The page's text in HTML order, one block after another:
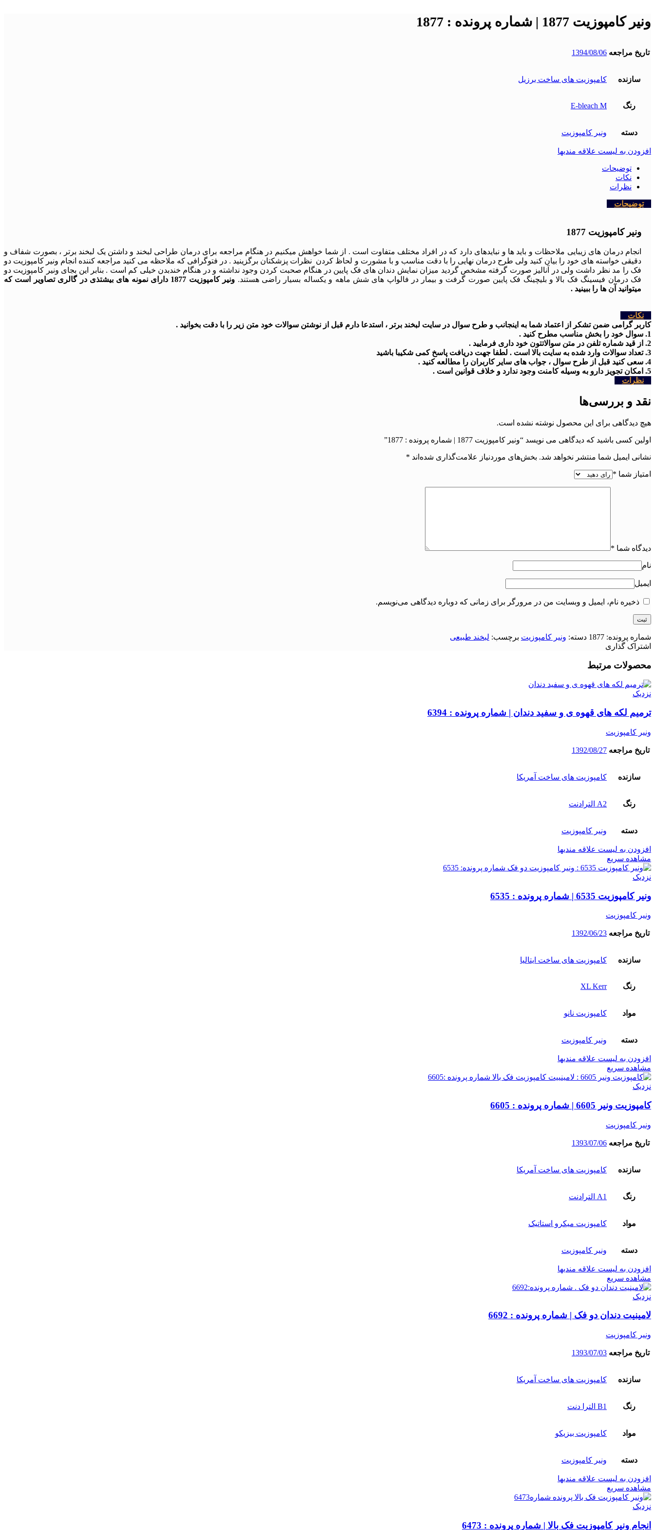
ونیر کامپوزیت 1877 | شماره پرونده : 1877
تاریخ مراجعه 1394/08/06
سازنده کامپوزیت های ساخت برزیل
رنگ E-bleach M
دسته ونیر کامپوزیت
افزودن به لیست علاقه مندیها
توضیحات
نکات
نظرات
توضیحات
ونیر کامپوزیت 1877
انجام درمان های زیبایی ملاحظات و باید ها و نبایدهای دارد که در افراد مختلف متفاوت است . از شما خواهش میکنیم در هنگام مراجعه برای درمان طراحی لبخند و داشتن یک لبخند برتر ، بصورت شفاف و
دقیقی خواسته های خود را بیان کنید ولی طرح درمان نهایی را با دقت مناسب و با مشورت و لحاظ کردن نظرات پزشکتان برگزینید . در فتوگرافی که ملاحظه می کنید مراجعه کننده انجام ونیر کامپوزیت دو
فک را مد نظر داشت ولی در آنالیز صورت گرفته مشخص گردید میزان نمایش دندان های فک پایین در هنگام صحبت کردن وجود نداشته و در هنگام خندبدن خیلی کم است . بنابر این بجای ونیر کامپوزیت دو
فک درمان فیسینگ فک بالا و بلیچینگ فک پایین صورت گرفت و بیمار در فالواپ های شش ماهه و یکساله بسیار راضی هستند.
ونیر کامپوزیت 1877 دارای نمونه های بیشتذی در گالری تصاویر است که
میتوانید آن ها را ببینید .
نکات
کاربر گرامی ضمن تشکر از اعتماد شما به اینجانب و طرح سوال در سایت لبخند برتر ، استدعا دارم قبل از نوشتن سوالات خود متن زیر را با دقت بخوانید .
1. سوال خود را بخش مناسب مطرح کنید .
2. از قید شماره تلفن در متن سوالاتتون خود داری فرمایید .
3. تعداد سوالات وارد شده به سایت بالا است . لطفا جهت دریافت پاسخ کمی شکیبا باشید
4. سعی کنید قبل از طرح سوال ، جواب های سایر کاربران را مطالعه کنید .
5. امکان تجویز دارو به وسیله کامنت وجود ندارد و خلاف قوانین است .
نظرات
نقد و بررسی‌ها
هیچ دیدگاهی برای این محصول نوشته نشده است.
اولین کسی باشید که دیدگاهی می نویسد “ونیر کامپوزیت 1877 | شماره پرونده : 1877”
نشانی ایمیل شما منتشر نخواهد شد. بخش‌های موردنیاز علامت‌گذاری شده‌اند *
امتیاز شما *
دیدگاه شما *
نام
ایمیل
ذخیره نام، ایمیل و وبسایت من در مرورگر برای زمانی که دوباره دیدگاهی می‌نویسم.
شماره پرونده: 1877 دسته: ونیر کامپوزیت برچسب: لبخند طبیعی
اشتراک گذاری
محصولات مرتبط
نزدیک
ترمیم لکه های قهوه ی و سفید دندان | شماره پرونده : 6394
ونیر کامپوزیت
تاریخ مراجعه 1392/08/27
سازنده کامپوزیت های ساخت آمریکا
رنگ A2 الترادنت
دسته ونیر کامپوزیت
افزودن به لیست علاقه مندیها
مشاهده سریع
نزدیک
ونیر کامپوزیت 6535 | شماره پرونده : 6535
ونیر کامپوزیت
تاریخ مراجعه 1392/06/23
سازنده کامپوزیت های ساخت ایتالیا
رنگ XL Kerr
مواد کامپوزیت نانو
دسته ونیر کامپوزیت
افزودن به لیست علاقه مندیها
مشاهده سریع
نزدیک
کامپوزیت ونیر 6605 | شماره پرونده : 6605
ونیر کامپوزیت
تاریخ مراجعه 1393/07/06
سازنده کامپوزیت های ساخت آمریکا
رنگ A1 الترادنت
مواد کامپوزیت میکرو استاتیک
دسته ونیر کامپوزیت
افزودن به لیست علاقه مندیها
مشاهده سریع
نزدیک
لامینیت دندان دو فک | شماره پرونده : 6692
ونیر کامپوزیت
تاریخ مراجعه 1393/07/03
سازنده کامپوزیت های ساخت آمریکا
رنگ B1 الترا دنت
مواد کامپوزیت بیزیکو
دسته ونیر کامپوزیت
افزودن به لیست علاقه مندیها
مشاهده سریع
نزدیک
انجام ونیر کامپوزیت فک بالا | شماره پرونده : 6473